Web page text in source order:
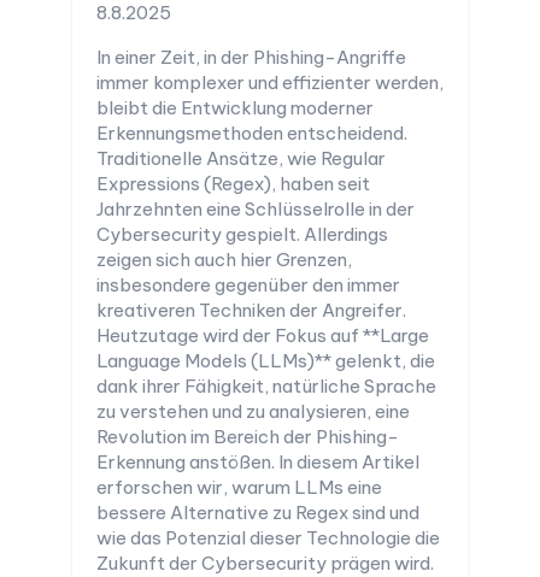
8.8.2025
In einer Zeit, in der Phishing-Angriffe
immer komplexer und effizienter werden,
bleibt die Entwicklung moderner
Erkennungsmethoden entscheidend.
Traditionelle Ansätze, wie Regular
Expressions (Regex), haben seit
Jahrzehnten eine Schlüsselrolle in der
Cybersecurity gespielt. Allerdings
zeigen sich auch hier Grenzen,
insbesondere gegenüber den immer
kreativeren Techniken der Angreifer.
Heutzutage wird der Fokus auf **Large
Language Models (LLMs)** gelenkt, die
dank ihrer Fähigkeit, natürliche Sprache
zu verstehen und zu analysieren, eine
Revolution im Bereich der Phishing-
Erkennung anstößen. In diesem Artikel
erforschen wir, warum LLMs eine
bessere Alternative zu Regex sind und
wie das Potenzial dieser Technologie die
Zukunft der Cybersecurity prägen wird.